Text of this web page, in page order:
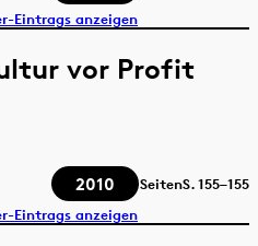
Eintrags anzeigen
vor Profit
2010 SeitenS.155–155
Eintrags anzeigen